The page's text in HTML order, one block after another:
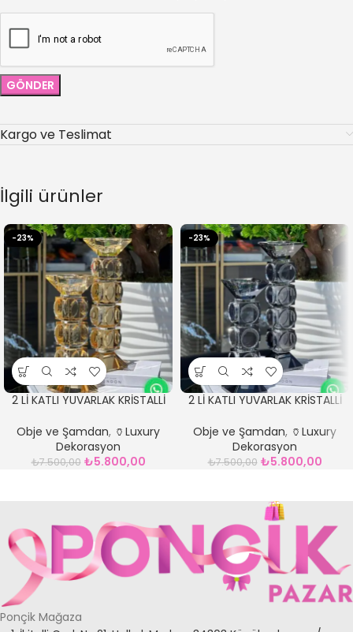
Kargo ve Teslimat
İlgili ürünler
-23%
2 Lİ KATLI YUVARLAK KRİSTALLİ
Obje ve Şamdan, 🏺Luxury
Dekorasyon
₺7.500,00 ₺5.800,00
-23%
2 Lİ KATLI YUVARLAK KRİSTALLİ
Obje ve Şamdan, 🏺Luxury
Dekorasyon
₺7.500,00 ₺5.800,00
Ponçik Mağaza